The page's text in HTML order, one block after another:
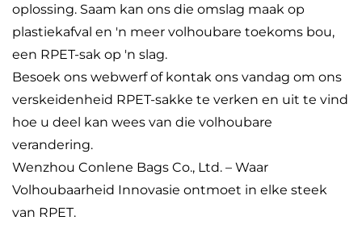
oplossing. Saam kan ons die omslag maak op
plastiekafval en 'n meer volhoubare toekoms bou,
een RPET-sak op 'n slag.
Besoek ons webwerf of kontak ons vandag om ons
verskeidenheid RPET-sakke te verken en uit te vind
hoe u deel kan wees van die volhoubare
verandering.
Wenzhou Conlene Bags Co., Ltd. – Waar
Volhoubaarheid Innovasie ontmoet in elke steek
van RPET.